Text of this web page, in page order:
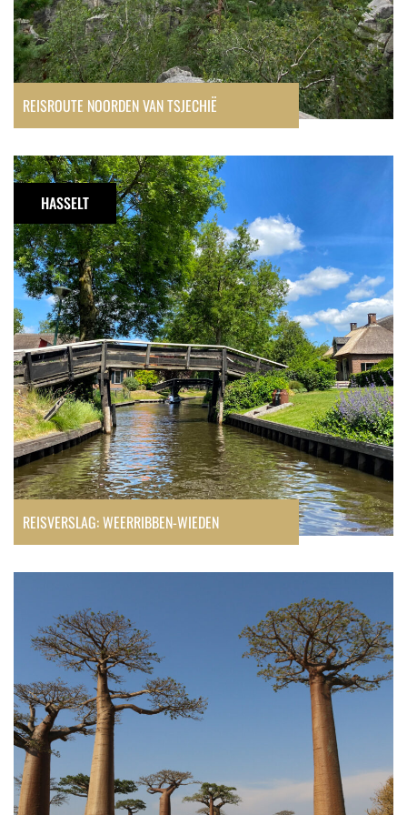
REISROUTE NOORDEN VAN TSJECHIË
Reisverslag:
Weerribben-
Wieden
HASSELT
REISVERSLAG: WEERRIBBEN-WIEDEN
Madagascar